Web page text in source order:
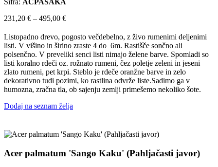
231,20 € – 495,00 €Cenovni
od
231,20 €
do
495,00 €
Listopadno drevo, pogosto večdebelno, z živo rumenimi deljenimi
listi. V višino in širino zraste 4 do 6m. Rastišče sončno ali
polsenčno. V preveliki senci listi nimajo želene barve. Spomladi so
listi koralno rdeči oz. rožnato rumeni, čez poletje zeleni in jeseni
zlato rumeni, pet krpi. Steblo je rdeče oranžne barve in zelo
dekorativno tudi pozimi, ko rastlina odvrže liste.Sadimo ga v
humozna, zračna tla, ob sajenju zemlji primešemo nekoliko šote.
Dodaj na seznam želja
Acer palmatum 'Sango Kaku' (Pahljačasti javor)